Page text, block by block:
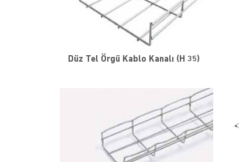
Düz Tel Örgü Kablo Kanalı (H 35)